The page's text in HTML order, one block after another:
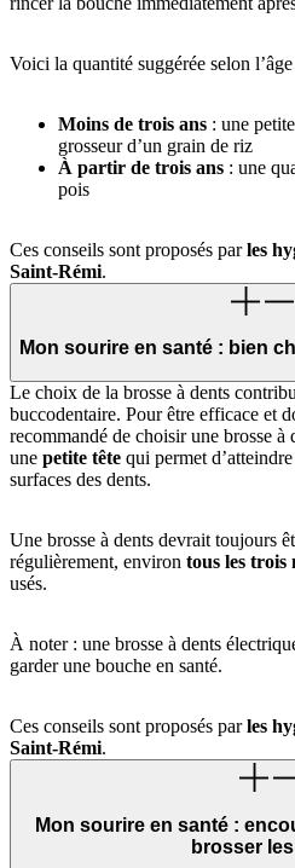
Voici la quantité suggérée selon l’âge
Moins de trois ans : une
grosseur d’un grain de riz
À partir de trois ans : une
pois
Ces conseils sont proposés parles
Saint-Rémi.
Mon sourire en santé : bien
Le choix de la brosse à dents
buccodentaire. Pour être efficace et
recommandé de choisir une brosse à
une petite tête qui permet
surfaces des dents.
Une brosse à dents devrait toujours
régulièrement, environ tous les trois
usés.
À noter : une brosse à dents
garder une bouche en santé.
Ces conseils sont proposés parles
Saint-Rémi.
Mon sourire en santé :
brosser